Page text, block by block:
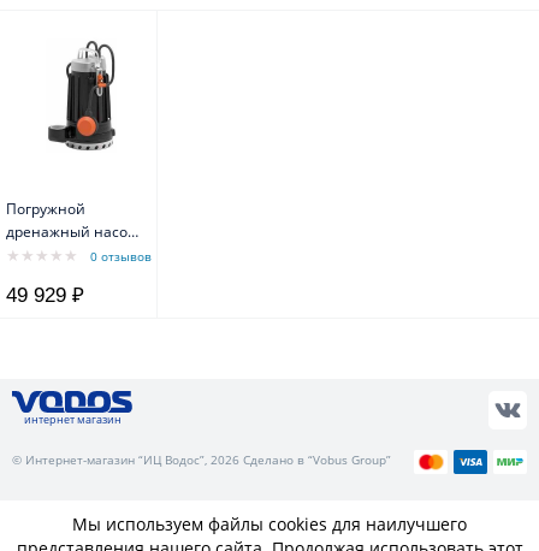
Погружной
дренажный насос
Pedrollo DC 30-N0 отзывов
49 929 ₽
интернет магазин
© Интернет-магазин “ИЦ Водос”, 2026 Сделано в “Vobus Group”
Мы используем файлы cookies для наилучшего